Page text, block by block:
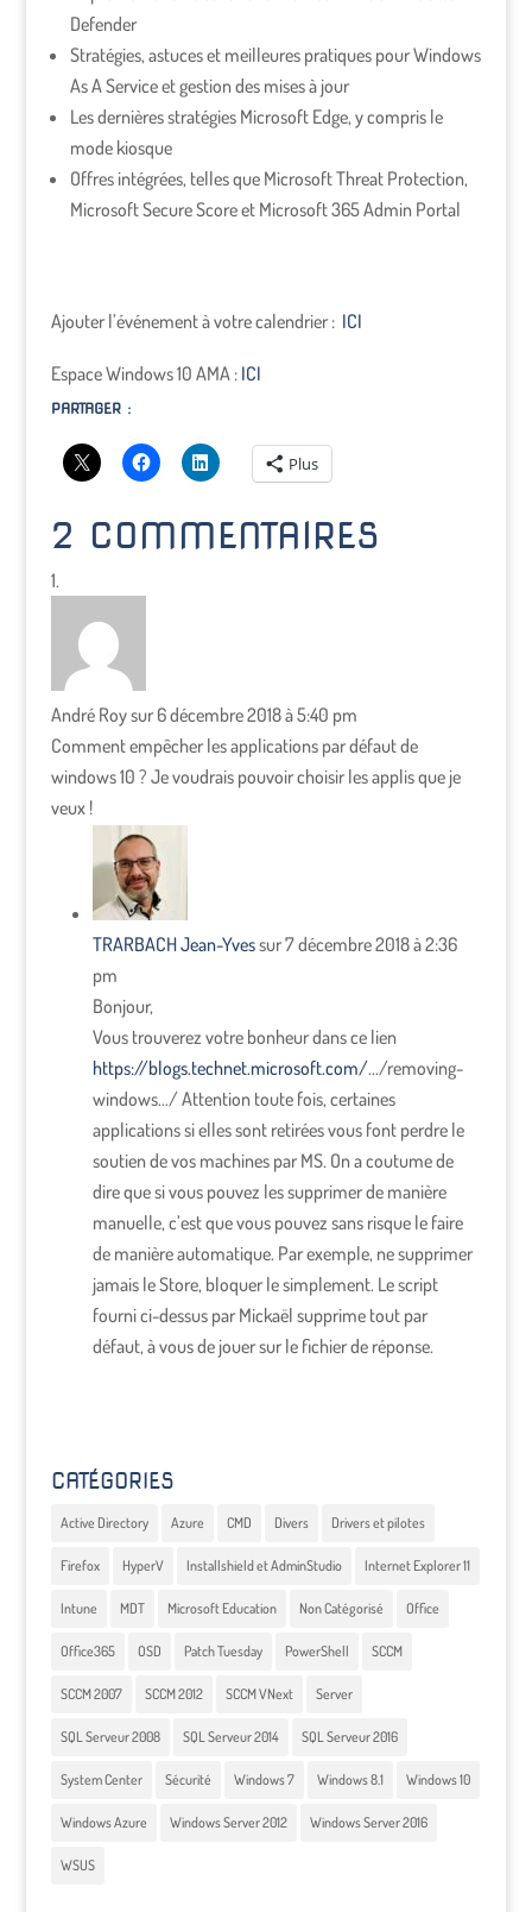
Defender
Stratégies, astuces et meilleures pratiques pour Windows
As A Service et gestion des mises à jour
Les dernières stratégies Microsoft Edge, y compris le
mode kiosque
Offres intégrées, telles que Microsoft Threat Protection,
Microsoft Secure Score et Microsoft 365 Admin Portal
Ajouter l’événement à votre calendrier : ICI
Espace Windows 10 AMA : ICI
PARTAGER :
Plus
2 COMMENTAIRES
André Roysur 6 décembre 2018 à 5:40 pm
Comment empêcher les applications par défaut de
windows 10 ? Je voudrais pouvoir choisir les applis que je
veux !
TRARBACH Jean-Yvessur 7 décembre 2018 à 2:36
pm
Bonjour,
Vous trouverez votre bonheur dans ce lien
https://blogs.technet.microsoft.com/…/removing-
windows…/ Attention toute fois, certaines
applications si elles sont retirées vous font perdre le
soutien de vos machines par MS. On a coutume de
dire que si vous pouvez les supprimer de manière
manuelle, c’est que vous pouvez sans risque le faire
de manière automatique. Par exemple, ne supprimer
jamais le Store, bloquer le simplement. Le script
fourni ci-dessus par Mickaël supprime tout par
défaut, à vous de jouer sur le fichier de réponse.
CATÉGORIES
Active Directory Azure CMD Divers Drivers et pilotes
Firefox HyperV Installshield et AdminStudio Internet Explorer 11
Intune MDT Microsoft Education Non Catégorisé Office
Office365 OSD Patch Tuesday PowerShell SCCM
SCCM 2007 SCCM 2012 SCCM VNext Server
SQL Serveur 2008 SQL Serveur 2014 SQL Serveur 2016
System Center Sécurité Windows 7 Windows 8.1 Windows 10
Windows Azure Windows Server 2012 Windows Server 2016
WSUS